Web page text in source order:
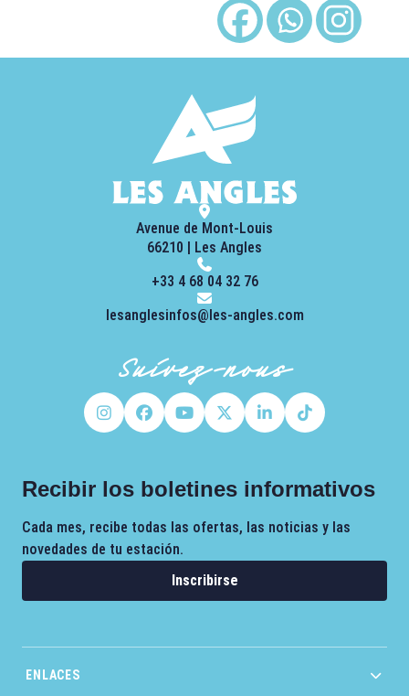
Avenue de Mont-Louis
66210 | Les Angles
+33 4 68 04 32 76
lesanglesinfos@les-angles.com
Suivez-nous
Recibir los boletines informativos
Cada mes, recibe todas las ofertas, las noticias y las
novedades de tu estación.
Inscribirse
ENLACES